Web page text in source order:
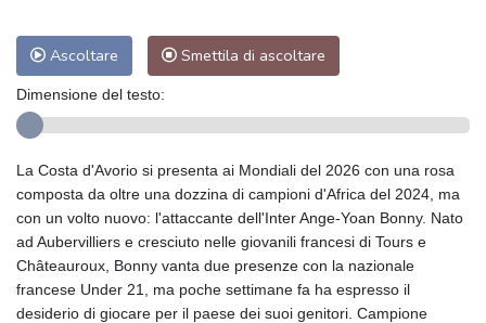
Ascoltare Smettila di ascoltare
Dimensione del testo:
La Costa d'Avorio si presenta ai Mondiali del 2026 con una rosa
composta da oltre una dozzina di campioni d'Africa del 2024, ma
con un volto nuovo: l'attaccante dell'Inter Ange-Yoan Bonny. Nato
ad Aubervilliers e cresciuto nelle giovanili francesi di Tours e
Châteauroux, Bonny vanta due presenze con la nazionale
francese Under 21, ma poche settimane fa ha espresso il
desiderio di giocare per il paese dei suoi genitori. Campione